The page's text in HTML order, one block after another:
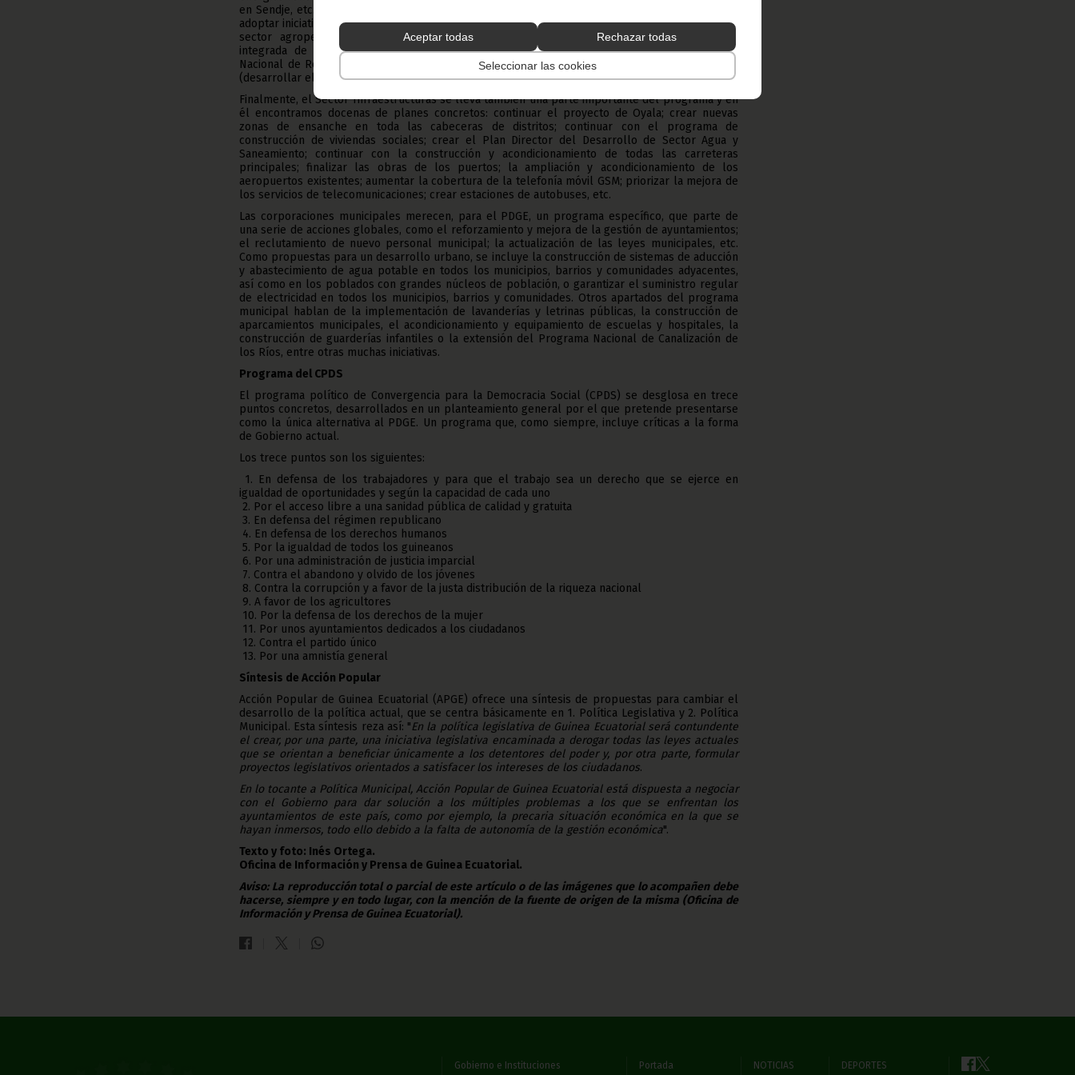
Aceptar todas Rechazar todas
Seleccionar las cookies
en Sendje, etc.); el de la agricultura (potenciar el medio rural, establecer una cartografía rural,
adoptar iniciativas especiales para cada producto agrícola crucial, crear empresas públicas en el
sector agropecuario, etc.); el pesquero (potenciar SONAPESCA, construir una plataforma
integrada de embarque, apoyar la pesca artesanal); el forestal (implementación del Plan
Nacional de Repoblación; creación de espacios verdes en zonas urbanas, etc.) y el de turismo
(desarrollar el Plan Nacional de Turismo, crear escuelas de hostelería, etc.).
Finalmente, el Sector Infraestructuras se lleva también una parte importante del programa y en
él encontramos docenas de planes concretos: continuar el proyecto de Oyala; crear nuevas
zonas de ensanche en toda las cabeceras de distritos; continuar con el programa de
construcción de viviendas sociales; crear el Plan Director del Desarrollo de Sector Agua y
Saneamiento; continuar con la construcción y acondicionamiento de todas las carreteras
principales; finalizar las obras de los puertos; la ampliación y acondicionamiento de los
aeropuertos existentes; aumentar la cobertura de la telefonía móvil GSM; priorizar la mejora de
los servicios de telecomunicaciones; crear estaciones de autobuses, etc.
Las corporaciones municipales merecen, para el PDGE, un programa específico, que parte de
una serie de acciones globales, como el reforzamiento y mejora de la gestión de ayuntamientos;
el reclutamiento de nuevo personal municipal; la actualización de las leyes municipales, etc.
Como propuestas para un desarrollo urbano, se incluye la construcción de sistemas de aducción
y abastecimiento de agua potable en todos los municipios, barrios y comunidades adyacentes,
así como en los poblados con grandes núcleos de población, o garantizar el suministro regular
de electricidad en todos los municipios, barrios y comunidades. Otros apartados del programa
municipal hablan de la implementación de lavanderías y letrinas públicas, la construcción de
aparcamientos municipales, el acondicionamiento y equipamiento de escuelas y hospitales, la
construcción de guarderías infantiles o la extensión del Programa Nacional de Canalización de
los Ríos, entre otras muchas iniciativas.
Programa del CPDS
El programa político de Convergencia para la Democracia Social (CPDS) se desglosa en trece
puntos concretos, desarrollados en un planteamiento general por el que pretende presentarse
como la única alternativa al PDGE. Un programa que, como siempre, incluye críticas a la forma
de Gobierno actual.
Los trece puntos son los siguientes:
1. En defensa de los trabajadores y para que el trabajo sea un derecho que se ejerce en
igualdad de oportunidades y según la capacidad de cada uno
2. Por el acceso libre a una sanidad pública de calidad y gratuita
3. En defensa del régimen republicano
4. En defensa de los derechos humanos
5. Por la igualdad de todos los guineanos
6. Por una administración de justicia imparcial
7. Contra el abandono y olvido de los jóvenes
8. Contra la corrupción y a favor de la justa distribución de la riqueza nacional
9. A favor de los agricultores
10. Por la defensa de los derechos de la mujer
11. Por unos ayuntamientos dedicados a los ciudadanos
12. Contra el partido único
13. Por una amnistía general
Síntesis de Acción Popular
Acción Popular de Guinea Ecuatorial (APGE) ofrece una síntesis de propuestas para cambiar el
desarrollo de la política actual, que se centra básicamente en 1. Política Legislativa y 2. Política
Municipal. Esta síntesis reza así: "En la política legislativa de Guinea Ecuatorial será contundente
el crear, por una parte, una iniciativa legislativa encaminada a derogar todas las leyes actuales
que se orientan a beneficiar únicamente a los detentores del poder y, por otra parte, formular
proyectos legislativos orientados a satisfacer los intereses de los ciudadanos.
En lo tocante a Política Municipal, Acción Popular de Guinea Ecuatorial está dispuesta a negociar
con el Gobierno para dar solución a los múltiples problemas a los que se enfrentan los
ayuntamientos de este país, como por ejemplo, la precaria situación económica en la que se
hayan inmersos, todo ello debido a la falta de autonomía de la gestión económica".
Texto y foto: Inés Ortega.
Oficina de Información y Prensa de Guinea Ecuatorial.
Aviso: La reproducción total o parcial de este artículo o de las imágenes que lo acompañen debe
hacerse, siempre y en todo lugar, con la mención de la fuente de origen de la misma (Oficina de
Información y Prensa de Guinea Ecuatorial).
Gobierno e Instituciones Portada NOTICIAS DEPORTES